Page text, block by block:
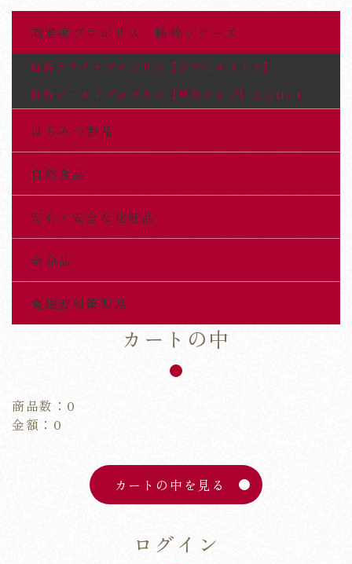
高濃度プロポリス 蜂粋シリーズ
蜂粋プラチナプロポリス【カプセルタイプ】
蜂粋ゴールドプロポリス【原液タイプ】人気No.1
はちみつ製品
自然食品
安心・安全な化粧品
全商品
電磁波対策製品
カートの中
商品数：0
金額：0
カートの中を見る
ログイン